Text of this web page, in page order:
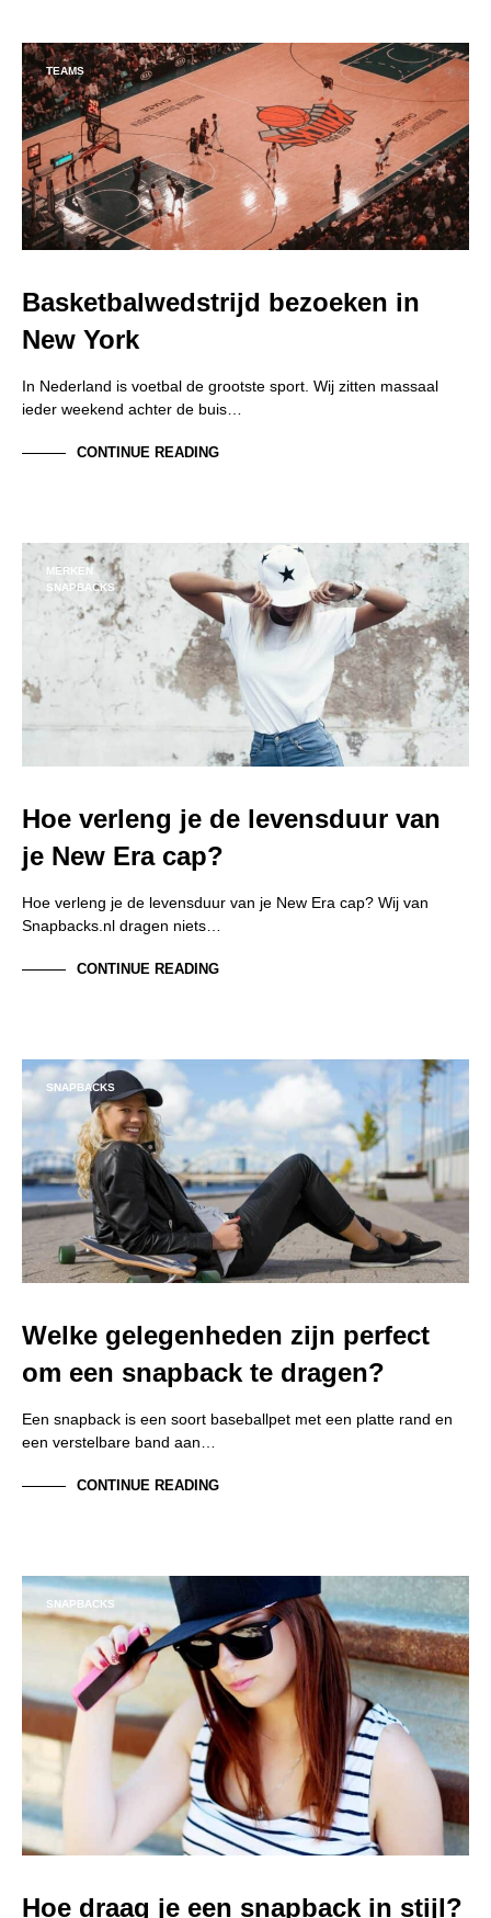
TEAMS
Basketbalwedstrijd bezoeken in
New York
In Nederland is voetbal de grootste sport. Wij zitten massaal
ieder weekend achter de buis…
CONTINUE READING
MERKEN
SNAPBACKS
Hoe verleng je de levensduur van
je New Era cap?
Hoe verleng je de levensduur van je New Era cap? Wij van
Snapbacks.nl dragen niets…
CONTINUE READING
SNAPBACKS
Welke gelegenheden zijn perfect
om een snapback te dragen?
Een snapback is een soort baseballpet met een platte rand en
een verstelbare band aan…
CONTINUE READING
SNAPBACKS
Hoe draag je een snapback in stijl?